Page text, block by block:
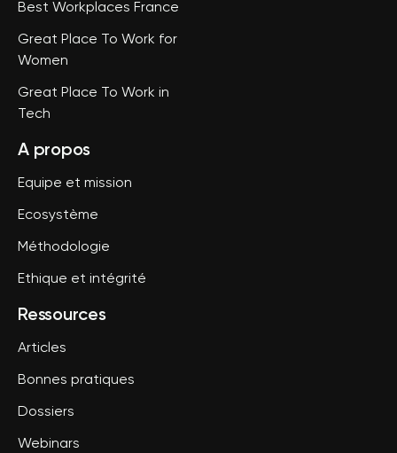
Best Workplaces France
Great Place To Work for
Women
Great Place To Work in
Tech
A propos
Equipe et mission
Ecosystème
Méthodologie
Ethique et intégrité
Ressources
Articles
Bonnes pratiques
Dossiers
Webinars